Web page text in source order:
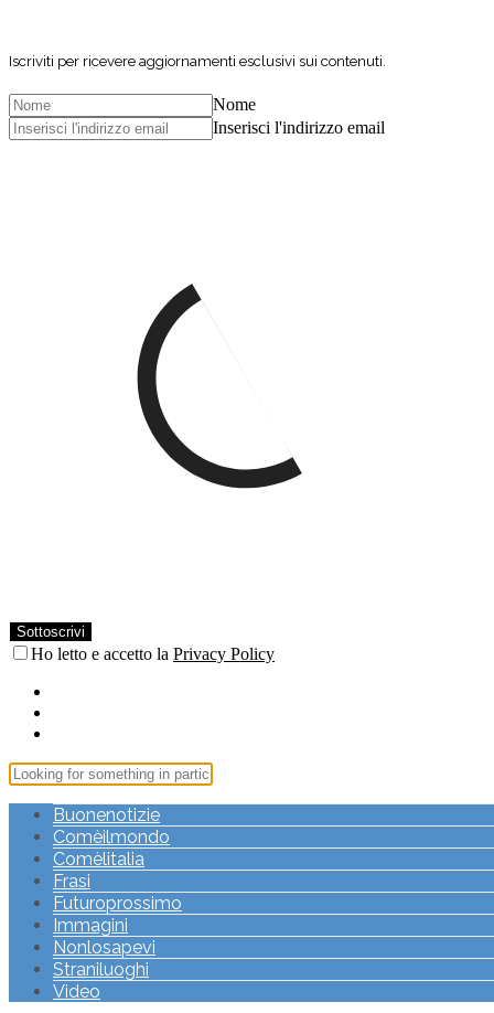
Iscriviti per ricevere aggiornamenti esclusivi sui contenuti.
Nome
Inserisci l'indirizzo email
Ho letto e accetto la Privacy Policy
Buonenotizie
Comèilmondo
Comèlitalia
Frasi
Futuroprossimo
Immagini
Nonlosapevi
Straniluoghi
Video